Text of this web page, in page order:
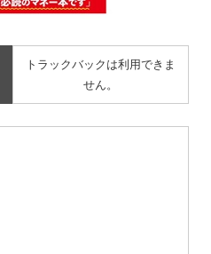
トラックバックは利用できま
せん。